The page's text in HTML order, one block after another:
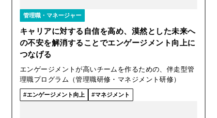
管理職・マネージャー
キャリアに対する自信を高め、漠然とした未来へ
の不安を解消することでエンゲージメント向上に
つなげる
エンゲージメントが高いチームを作るための、伴走型管
理職プログラム（管理職研修・マネジメント研修）
エンゲージメント向上 マネジメント